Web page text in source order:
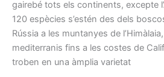
gairebé tots els continents, excepte
120 espècies s’estén des dels
Rússia a les muntanyes de
mediterranis fins a les costes de
troben en una àmplia varietat